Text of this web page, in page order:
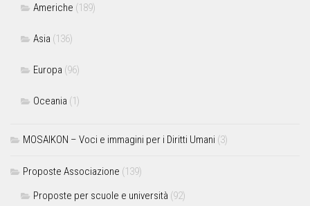
Americhe (189)
Asia (136)
Europa (96)
Oceania (1)
MOSAIKON – Voci e immagini per i Diritti Umani (3)
Proposte Associazione (139)
Proposte per scuole e università (92)